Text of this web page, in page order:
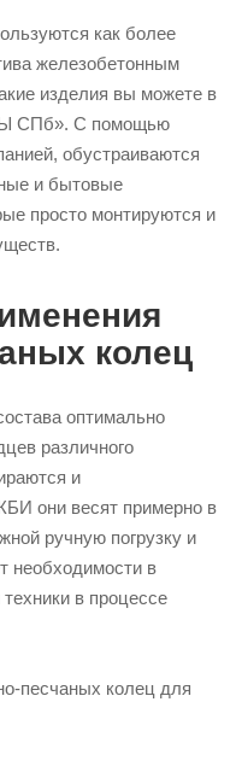
как более
железобетонным
изделия вы можете в
С помощью
обустраиваются
и бытовые
просто монтируются и
колец
оптимально
различного
и
они весят примерно в
ручную погрузку и
необходимости в
в процессе
песчаных колец для